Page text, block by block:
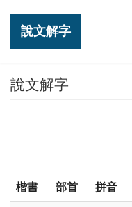
說文解字
說文解字
楷書 部首 拼音